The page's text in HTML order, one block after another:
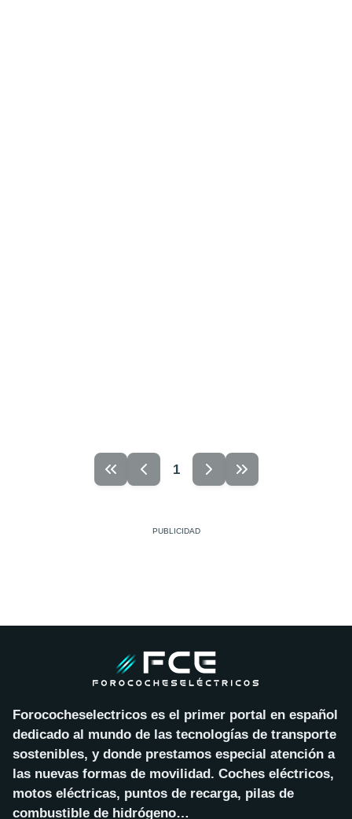
1
Forococheselectricos es el primer portal en español
dedicado al mundo de las tecnologías de transporte
sostenibles, y donde prestamos especial atención a
las nuevas formas de movilidad. Coches eléctricos,
motos eléctricas, puntos de recarga, pilas de
combustible de hidrógeno…